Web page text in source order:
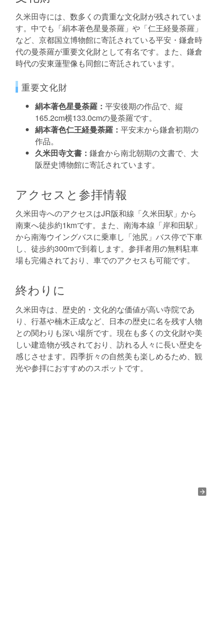
久米田寺には、数多くの貴重な文化財が残されていま
す。中でも「絹本著色星曼荼羅」や「仁王経曼荼羅」
など、京都国立博物館に寄託されている平安・鎌倉時
代の曼荼羅が重要文化財として有名です。また、鎌倉
時代の安東蓮聖像も同館に寄託されています。
重要文化財
絹本著色星曼荼羅： 平安後期の作品で、縦
165.2cm横133.0cmの曼荼羅です。
絹本著色仁王経曼荼羅： 平安末から鎌倉初期の
作品。
久米田寺文書： 鎌倉から南北朝期の文書で、大
阪歴史博物館に寄託されています。
アクセスと参拝情報
久米田寺へのアクセスはJR阪和線「久米田駅」から
南東へ徒歩約1kmです。また、南海本線「岸和田駅」
から南海ウイングバスに乗車し「池尻」バス停で下車
し、徒歩約300mで到着します。参拝者用の無料駐車
場も完備されており、車でのアクセスも可能です。
終わりに
久米田寺は、歴史的・文化的な価値が高い寺院であ
り、行基や楠木正成など、日本の歴史に名を残す人物
との関わりも深い場所です。現在も多くの文化財や美
しい建造物が残されており、訪れる人々に長い歴史を
感じさせます。四季折々の自然美も楽しめるため、観
光や参拝におすすめのスポットです。